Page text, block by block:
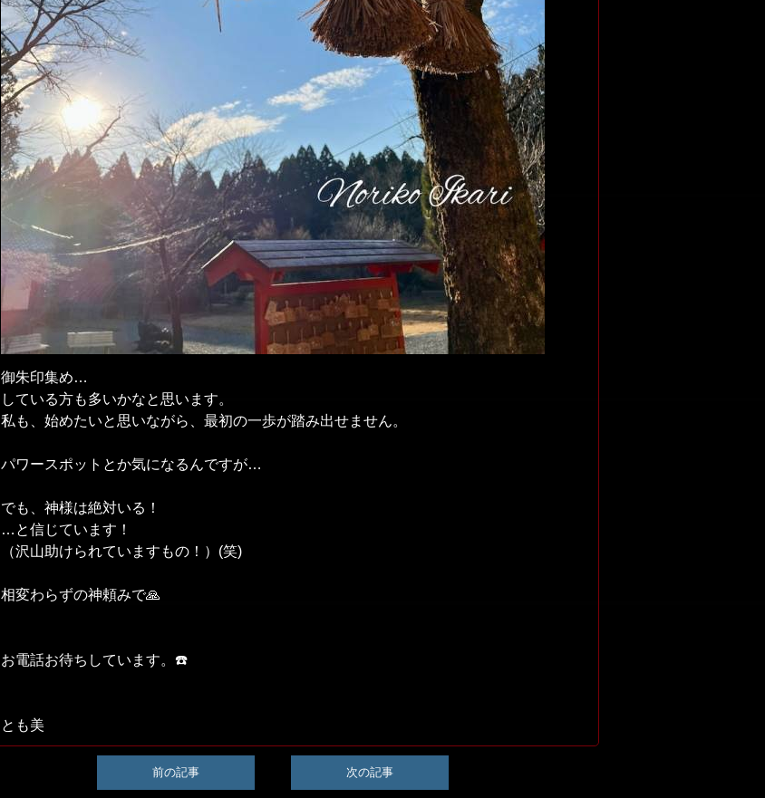
御朱印集め…
している方も多いかなと思います。
私も、始めたいと思いながら、最初の一歩が踏み出せません。
パワースポットとか気になるんですが…
でも、神様は絶対いる！
…と信じています！
（沢山助けられていますもの！）(笑)
相変わらずの神頼みで🙏
お電話お待ちしています。☎️
とも美
前の記事 次の記事